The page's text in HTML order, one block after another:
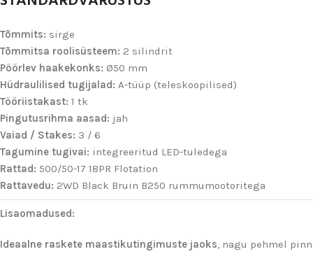
Tõmmits: sirge
Tõmmitsa roolisüsteem: 2 silindrit
Pöörlev haakekonks: Ø50 mm
Hüdraulilised tugijalad: A-tüüp (teleskoopilised)
Tööriistakast: 1 tk
Pingutusrihma aasad: jah
Vaiad / Stakes: 3 / 6
Tagumine tugivai: integreeritud LED-tuledega
Rattad: 500/50-17 18PR Flotation
Rattavedu: 2WD Black Bruin B250 rummumootoritega
Lisaomadused:
Ideaalne raskete maastikutingimuste jaoks, nagu pehmel